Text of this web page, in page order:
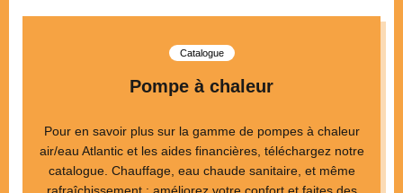
Catalogue
Pompe à chaleur
Pour en savoir plus sur la gamme de pompes à chaleur
air/eau Atlantic et les aides financières, téléchargez notre
catalogue. Chauffage, eau chaude sanitaire, et même